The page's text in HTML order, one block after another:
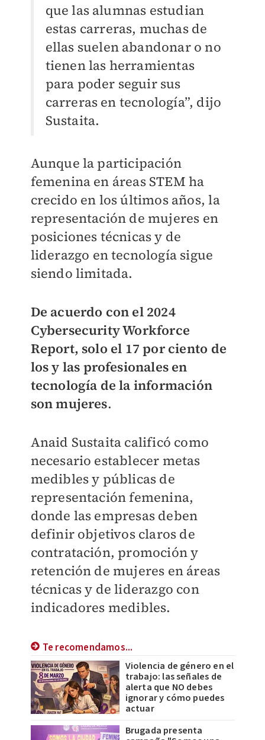
que las alumnas estudian
estas carreras, muchas de
ellas suelen abandonar o no
tienen las herramientas
para poder seguir sus
carreras en tecnología”, dijo
Sustaita.
Aunque la participación
femenina en áreas STEM ha
crecido en los últimos años, la
representación de mujeres en
posiciones técnicas y de
liderazgo en tecnología sigue
siendo limitada.
De acuerdo con el 2024
Cybersecurity Workforce
Report, solo el 17 por ciento de
los y las profesionales en
tecnología de la información
son mujeres.
Anaid Sustaita calificó como
necesario establecer metas
medibles y públicas de
representación femenina,
donde las empresas deben
definir objetivos claros de
contratación, promoción y
retención de mujeres en áreas
técnicas y de liderazgo con
indicadores medibles.
Te recomendamos...
Violencia de género en el
trabajo: las señales de
alerta que NO debes
ignorar y cómo puedes
actuar
Brugada presenta